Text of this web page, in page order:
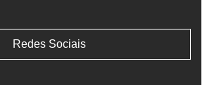
Redes Sociais